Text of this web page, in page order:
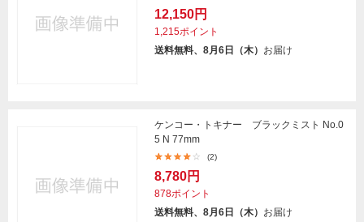
12,150円
1,215ポイント
送料無料、8月6日（木） お届け
ケンコー・トキナー ブラックミスト No.0
5 N 77mm
(2)
8,780円
878ポイント
送料無料、8月6日（木） お届け